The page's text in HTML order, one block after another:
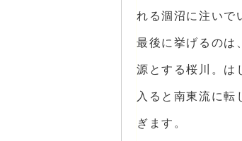
れる涸沼に注いで
最後に挙げるのは
源とする桜川。は
入ると南東流に転
ぎます。